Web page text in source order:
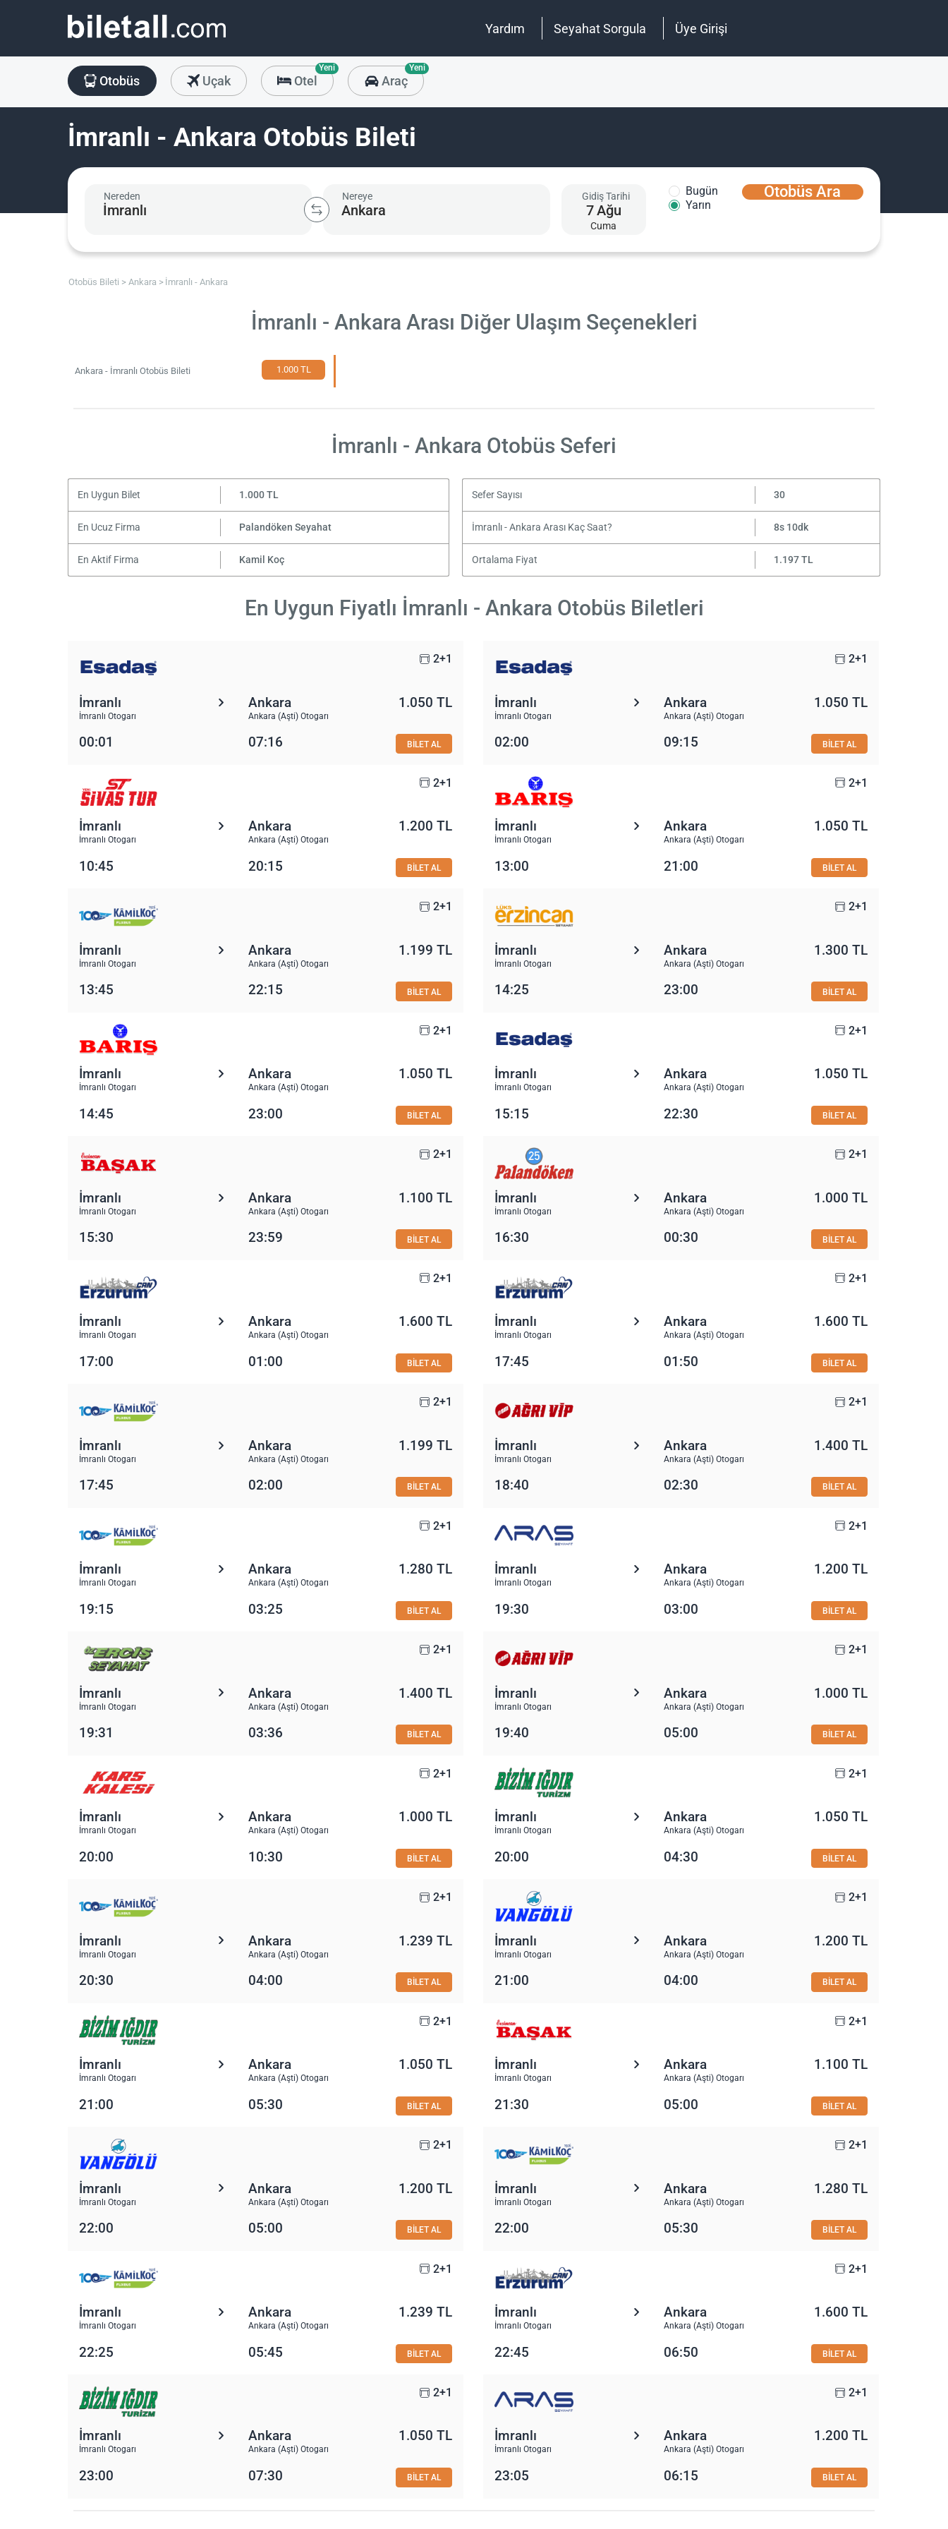
Yardım Seyahat Sorgula Üye Girişi
Otobüs Uçak Otel
Yeni
Araç
Yeni
İmranlı - Ankara Otobüs Bileti
Nereden Nereye Gidiş Tarihi
7Ağu
Cuma
Bugün
Yarın
Otobüs Ara
Otobüs Bileti Ankara İmranlı - Ankara
İmranlı - Ankara Arası Diğer Ulaşım Seçenekleri
Ankara - İmranlı Otobüs Bileti 1.000 TL
İmranlı - Ankara Otobüs Seferi
En Uygun Bilet 1.000 TL Sefer Sayısı 30
En Ucuz Firma Palandöken Seyahat İmranlı - Ankara Arası Kaç Saat? 8s 10dk
En Aktif Firma Kamil Koç Ortalama Fiyat 1.197 TL
En Uygun Fiyatlı İmranlı - Ankara Otobüs Biletleri
2+1
İmranlı
İmranlı Otogarı
Ankara
Ankara (Aşti) Otogarı
1.050 TL
00:01 07:16 BİLET AL
2+1
İmranlı
İmranlı Otogarı
Ankara
Ankara (Aşti) Otogarı
1.050 TL
02:00 09:15 BİLET AL
2+1
İmranlı
İmranlı Otogarı
Ankara
Ankara (Aşti) Otogarı
1.200 TL
10:45 20:15 BİLET AL
2+1
İmranlı
İmranlı Otogarı
Ankara
Ankara (Aşti) Otogarı
1.050 TL
13:00 21:00 BİLET AL
2+1
İmranlı
İmranlı Otogarı
Ankara
Ankara (Aşti) Otogarı
1.199 TL
13:45 22:15 BİLET AL
2+1
İmranlı
İmranlı Otogarı
Ankara
Ankara (Aşti) Otogarı
1.300 TL
14:25 23:00 BİLET AL
2+1
İmranlı
İmranlı Otogarı
Ankara
Ankara (Aşti) Otogarı
1.050 TL
14:45 23:00 BİLET AL
2+1
İmranlı
İmranlı Otogarı
Ankara
Ankara (Aşti) Otogarı
1.050 TL
15:15 22:30 BİLET AL
2+1
İmranlı
İmranlı Otogarı
Ankara
Ankara (Aşti) Otogarı
1.100 TL
15:30 23:59 BİLET AL
2+1
İmranlı
İmranlı Otogarı
Ankara
Ankara (Aşti) Otogarı
1.000 TL
16:30 00:30 BİLET AL
2+1
İmranlı
İmranlı Otogarı
Ankara
Ankara (Aşti) Otogarı
1.600 TL
17:00 01:00 BİLET AL
2+1
İmranlı
İmranlı Otogarı
Ankara
Ankara (Aşti) Otogarı
1.600 TL
17:45 01:50 BİLET AL
2+1
İmranlı
İmranlı Otogarı
Ankara
Ankara (Aşti) Otogarı
1.199 TL
17:45 02:00 BİLET AL
2+1
İmranlı
İmranlı Otogarı
Ankara
Ankara (Aşti) Otogarı
1.400 TL
18:40 02:30 BİLET AL
2+1
İmranlı
İmranlı Otogarı
Ankara
Ankara (Aşti) Otogarı
1.280 TL
19:15 03:25 BİLET AL
2+1
İmranlı
İmranlı Otogarı
Ankara
Ankara (Aşti) Otogarı
1.200 TL
19:30 03:00 BİLET AL
2+1
İmranlı
İmranlı Otogarı
Ankara
Ankara (Aşti) Otogarı
1.400 TL
19:31 03:36 BİLET AL
2+1
İmranlı
İmranlı Otogarı
Ankara
Ankara (Aşti) Otogarı
1.000 TL
19:40 05:00 BİLET AL
2+1
İmranlı
İmranlı Otogarı
Ankara
Ankara (Aşti) Otogarı
1.000 TL
20:00 10:30 BİLET AL
2+1
İmranlı
İmranlı Otogarı
Ankara
Ankara (Aşti) Otogarı
1.050 TL
20:00 04:30 BİLET AL
2+1
İmranlı
İmranlı Otogarı
Ankara
Ankara (Aşti) Otogarı
1.239 TL
20:30 04:00 BİLET AL
2+1
İmranlı
İmranlı Otogarı
Ankara
Ankara (Aşti) Otogarı
1.200 TL
21:00 04:00 BİLET AL
2+1
İmranlı
İmranlı Otogarı
Ankara
Ankara (Aşti) Otogarı
1.050 TL
21:00 05:30 BİLET AL
2+1
İmranlı
İmranlı Otogarı
Ankara
Ankara (Aşti) Otogarı
1.100 TL
21:30 05:00 BİLET AL
2+1
İmranlı
İmranlı Otogarı
Ankara
Ankara (Aşti) Otogarı
1.200 TL
22:00 05:00 BİLET AL
2+1
İmranlı
İmranlı Otogarı
Ankara
Ankara (Aşti) Otogarı
1.280 TL
22:00 05:30 BİLET AL
2+1
İmranlı
İmranlı Otogarı
Ankara
Ankara (Aşti) Otogarı
1.239 TL
22:25 05:45 BİLET AL
2+1
İmranlı
İmranlı Otogarı
Ankara
Ankara (Aşti) Otogarı
1.600 TL
22:45 06:50 BİLET AL
2+1
İmranlı
İmranlı Otogarı
Ankara
Ankara (Aşti) Otogarı
1.050 TL
23:00 07:30 BİLET AL
2+1
İmranlı
İmranlı Otogarı
Ankara
Ankara (Aşti) Otogarı
1.200 TL
23:05 06:15 BİLET AL